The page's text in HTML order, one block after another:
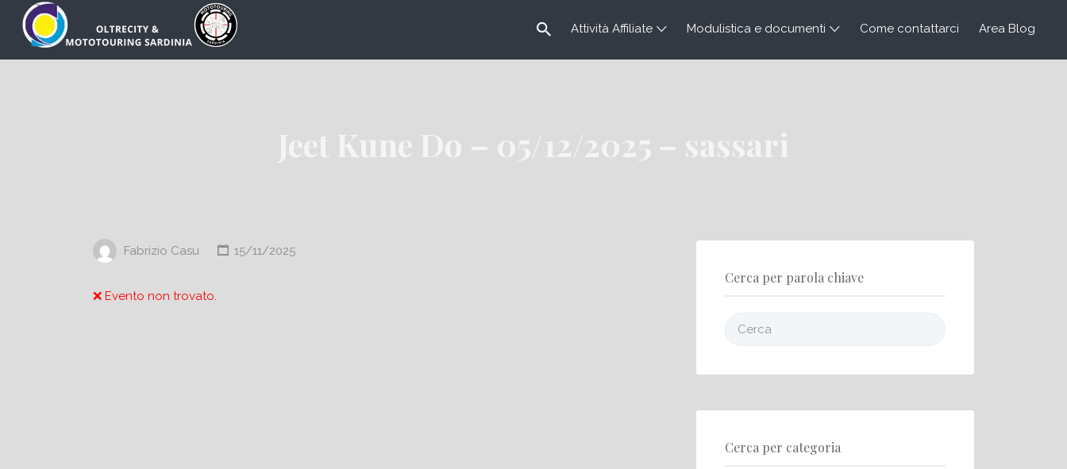
Attività Affiliate Modulistica e documenti Come contattarci Area Blog
Cerca:
Jeet Kune Do – 05/12/2025 – sassari
Fabrizio Casu 15/11/2025
❌ Evento non trovato.
Cerca per parola chiave
Cerca:
Cerca per categoria